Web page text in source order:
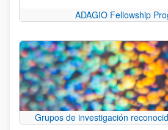
ADAGIO Fellowship
Grupos de investigación